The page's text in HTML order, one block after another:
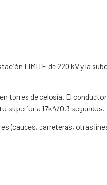
LIMITE de 220 kV y la
torres de celosía. El
superior a 17kA/0.3 segundos.
(cauces, carreteras, otras